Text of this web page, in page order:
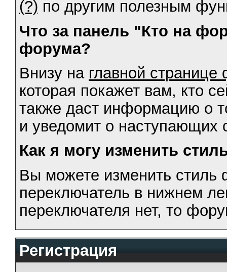
(?) по другим полезным
Что за панель "Кто на
форума?
Внизу на главной
которая покажет вам, кто
также даст информацию о
и уведомит о наступающих
Как я могу изменить
Вы можете изменить стиль
переключатель в нижнем
переключателя нет, то
Регистрация